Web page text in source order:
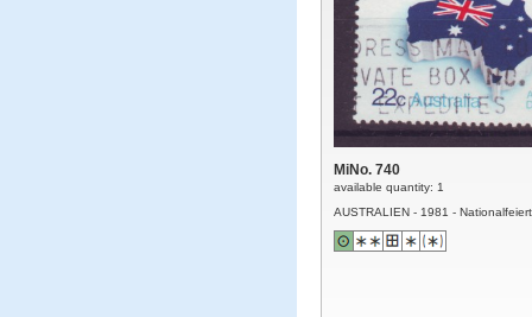
MiNo. 740
available quantity: 1
AUSTRALIEN - 1981 -